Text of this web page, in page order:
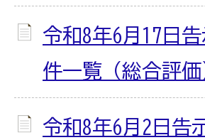
令和8年6月17日
件一覧（総合評価
令和8年6月2日告